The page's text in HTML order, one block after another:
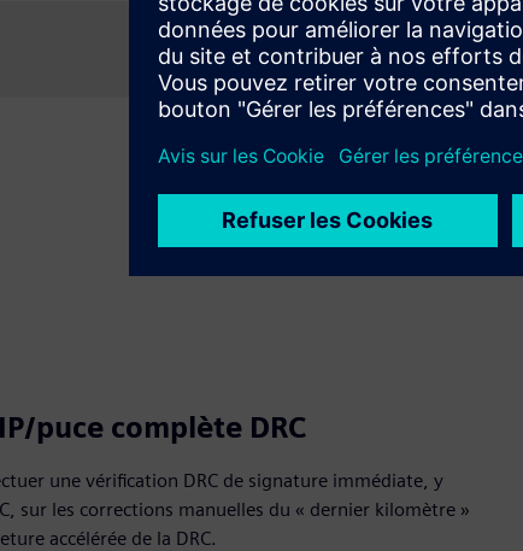
puce complète DRC
une vérification DRC de signature immédiate, y
sur les corrections manuelles du « dernier kilomètre »
accélérée de la DRC.